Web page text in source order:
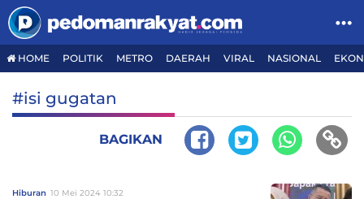
HOME POLITIK METRO DAERAH VIRAL NASIONAL
#isi gugatan
BAGIKAN
Hiburan 10 Mei 2024 10:32